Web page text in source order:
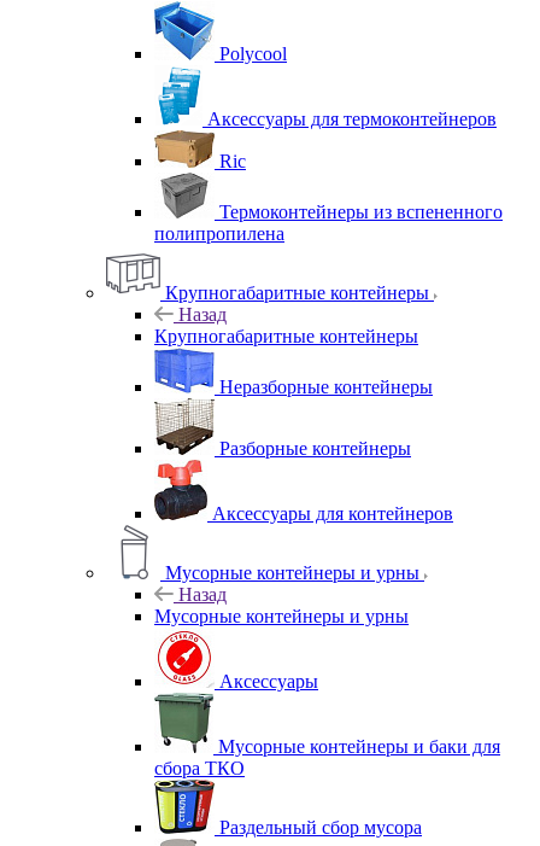
Polycool
Аксессуары для термоконтейнеров
Ric
Термоконтейнеры из вспененного
полипропилена
Крупногабаритные контейнеры
Назад
Крупногабаритные контейнеры
Неразборные контейнеры
Разборные контейнеры
Аксессуары для контейнеров
Мусорные контейнеры и урны
Назад
Мусорные контейнеры и урны
Аксессуары
Мусорные контейнеры и баки для
сбора ТКО
Раздельный сбор мусора